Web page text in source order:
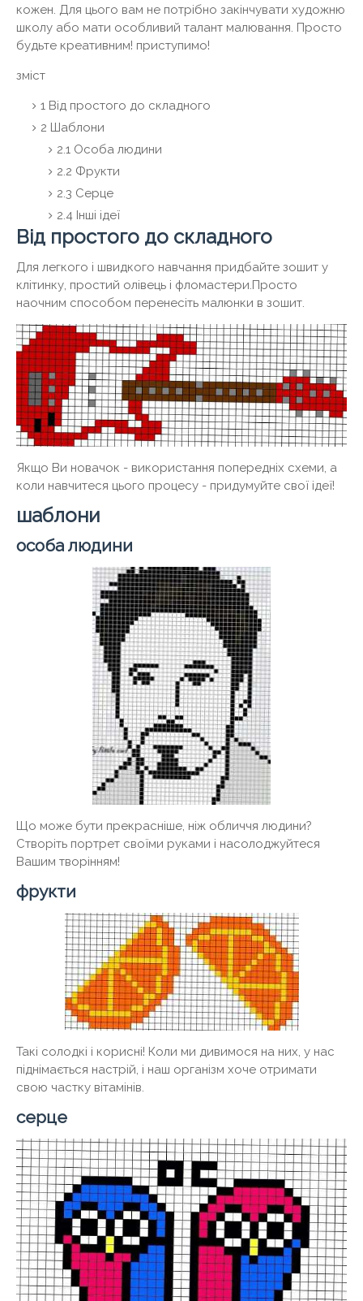
кожен. Для цього вам не потрібно закінчувати художню
школу або мати особливий талант малювання. Просто
будьте креативним! приступимо!
зміст
1 Від простого до складного
2 Шаблони
2.1 Особа людини
2.2 Фрукти
2.3 Серце
2.4 Інші ідеї
Від простого до складного
Для легкого і швидкого навчання придбайте зошит у
клітинку, простий олівець і фломастери.Просто
наочним способом перенесіть малюнки в зошит.
Якщо Ви новачок - використання попередніх схеми, а
коли навчитеся цього процесу - придумуйте свої ідеї!
шаблони
особа людини
Що може бути прекрасніше, ніж обличчя людини?
Створіть портрет своїми руками і насолоджуйтеся
Вашим творінням!
фрукти
Такі солодкі і корисні! Коли ми дивимося на них, у нас
піднімається настрій, і наш організм хоче отримати
свою частку вітамінів.
серце